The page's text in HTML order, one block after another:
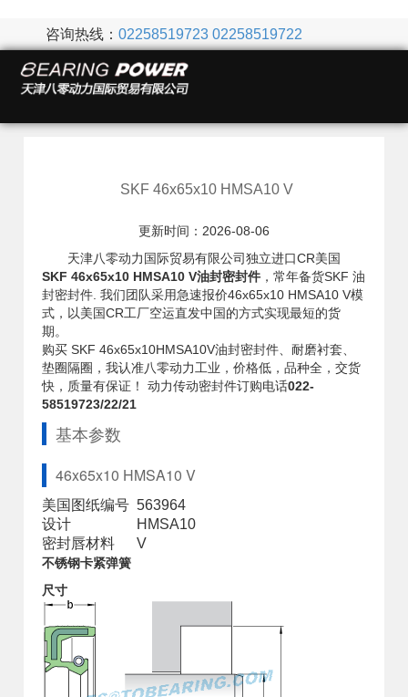
咨询热线： 02258519723 02258519722
SKF 46x65x10 HMSA10 V
更新时间：2026-08-06
天津八零动力国际贸易有限公司独立进口CR美国
SKF 46x65x10 HMSA10 V油封密封件 ，常年备货SKF 油
封密封件. 我们团队采用急速报价46x65x10 HMSA10 V模
式，以美国CR工厂空运直发中国的方式实现最短的货
期。
购买 SKF 46x65x10HMSA10V油封密封件、耐磨衬套、
垫圈隔圈，我认准八零动力工业，价格低，品种全，交货
快，质量有保证！ 动力传动密封件订购电话022-
58519723/22/21
基本参数
46x65x10 HMSA10 V
美国图纸编号 563964
设计
HMSA10
密封唇材料
V
不锈钢卡紧弹簧
尺寸